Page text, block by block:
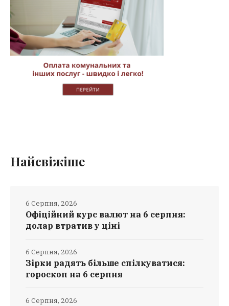
Найсвіжіше
Офіційний курс валют на 6 серпня:
долар втратив у ціні
6 Серпня, 2026
Зірки радять більше спілкуватися:
гороскоп на 6 серпня
6 Серпня, 2026
6 Серпня, 2026